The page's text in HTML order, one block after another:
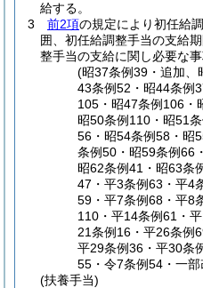
給する。
3
前2項の規定により初任給
囲、初任給調整手当の支給
整手当の支給に関し必要な
(昭37条例39・追加、
43条例52・昭44条例
105・昭47条例106・
昭50条例110・昭51
56・昭54条例58・昭
条例50・昭59条例66
昭62条例41・昭63条
47・平3条例63・平4
59・平7条例68・平8
110・平14条例61・
21条例16・平26条例
平29条例36・平30条
55・令7条例54・一部
(扶養手当)